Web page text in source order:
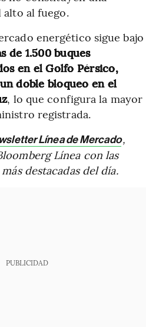
al fuego.
energético sigue bajo
de 1.500 buques
en el Golfo Pérsico,
doble bloqueo en el
, lo que configura la mayor
registrada.
Línea de Mercado,
Línea con las
destacadas del día.
PUBLICIDAD